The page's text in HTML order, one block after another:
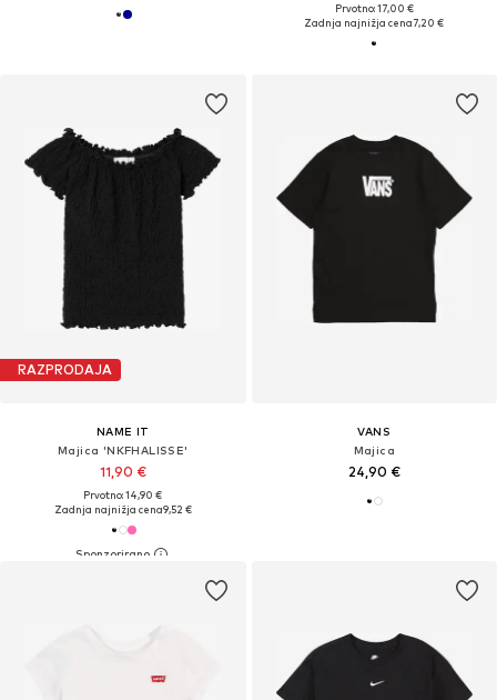
Prvotno: 17,00 €
Zadnja najnižja cena7,20 €
RAZPRODAJA
NAME IT
Majica 'NKFHALISSE'
11,90 €
Prvotno: 14,90 €
Zadnja najnižja cena9,52 €
VANS
Majica
24,90 €